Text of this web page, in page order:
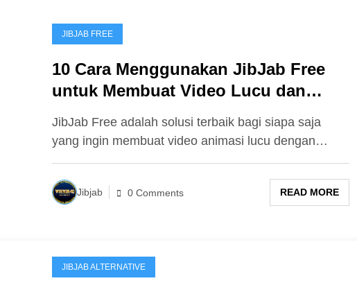
JIBJAB FREE
10 Cara Menggunakan JibJab Free
untuk Membuat Video Lucu dan
JibJab Free adalah solusi terbaik bagi siapa saja
yang ingin membuat video animasi lucu dengan…
Jibjab 0 Comments READ MORE
JIBJAB ALTERNATIVE